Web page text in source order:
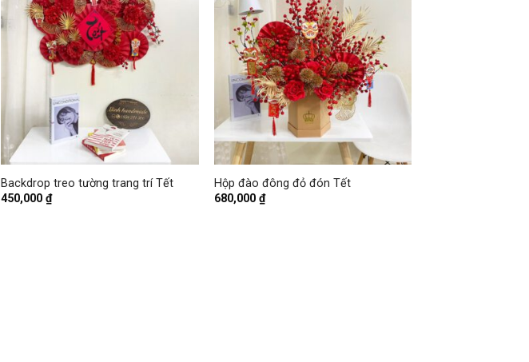
Backdrop treo tường trang trí Tết
450,000₫
Hộp đào đông đỏ đón Tết
680,000₫